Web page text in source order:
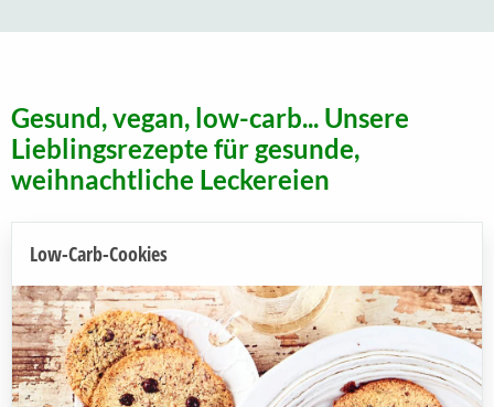
Gesund, vegan, low-carb... Unsere
Lieblingsrezepte für gesunde,
weihnachtliche Leckereien
Low-Carb-Cookies